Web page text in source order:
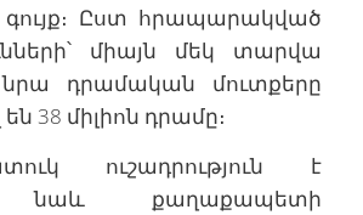
Ըստ հրապարակված
միայն մեկ տարվա
նրա դրամական մուտքերը
38 միլիոն դրամը։
ուշադրություն է
նաև քաղաքապետի